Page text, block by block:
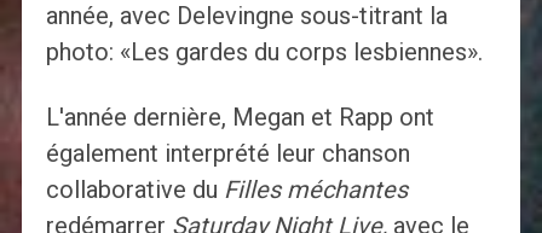
année, avec Delevingne sous-titrant la
photo: «Les gardes du corps lesbiennes».
L'année dernière, Megan et Rapp ont
également interprété leur chanson
collaborative du Filles méchantes
redémarrer Saturday Night Live, avec le